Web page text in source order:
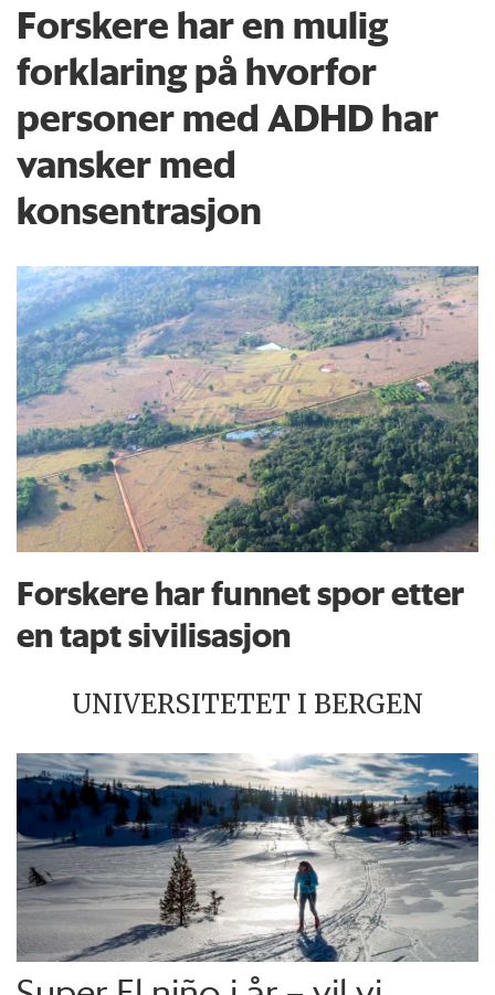
Forskere har en mulig
forklaring på hvorfor
personer med ADHD har
vansker med
konsentrasjon
Forskere har funnet spor etter
en tapt sivilisasjon
UNIVERSITETET I BERGEN